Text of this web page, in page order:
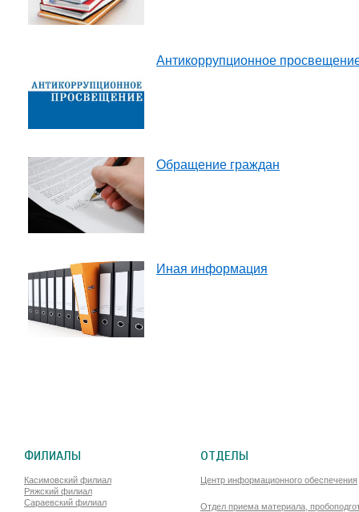
Антикоррупционное
Обращение граждан
Иная информация
ФИЛИАЛЫ
Касимовский филиал
Ряжский филиал
Сараевский филиал
ОТДЕЛЫ
Центр информационного обеспечения
Отдел приема материала,